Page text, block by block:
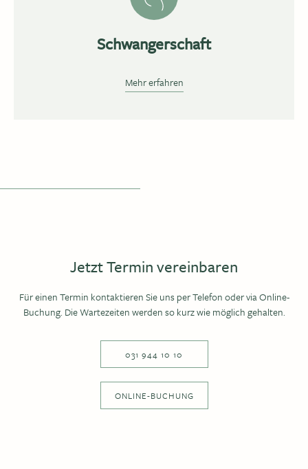
Schwangerschaft
Mehr erfahren
Jetzt Termin vereinbaren
Für einen Termin kontaktieren Sie uns per Telefon oder via Online-
Buchung. Die Wartezeiten werden so kurz wie möglich gehalten.
031 944 10 10
ONLINE-BUCHUNG